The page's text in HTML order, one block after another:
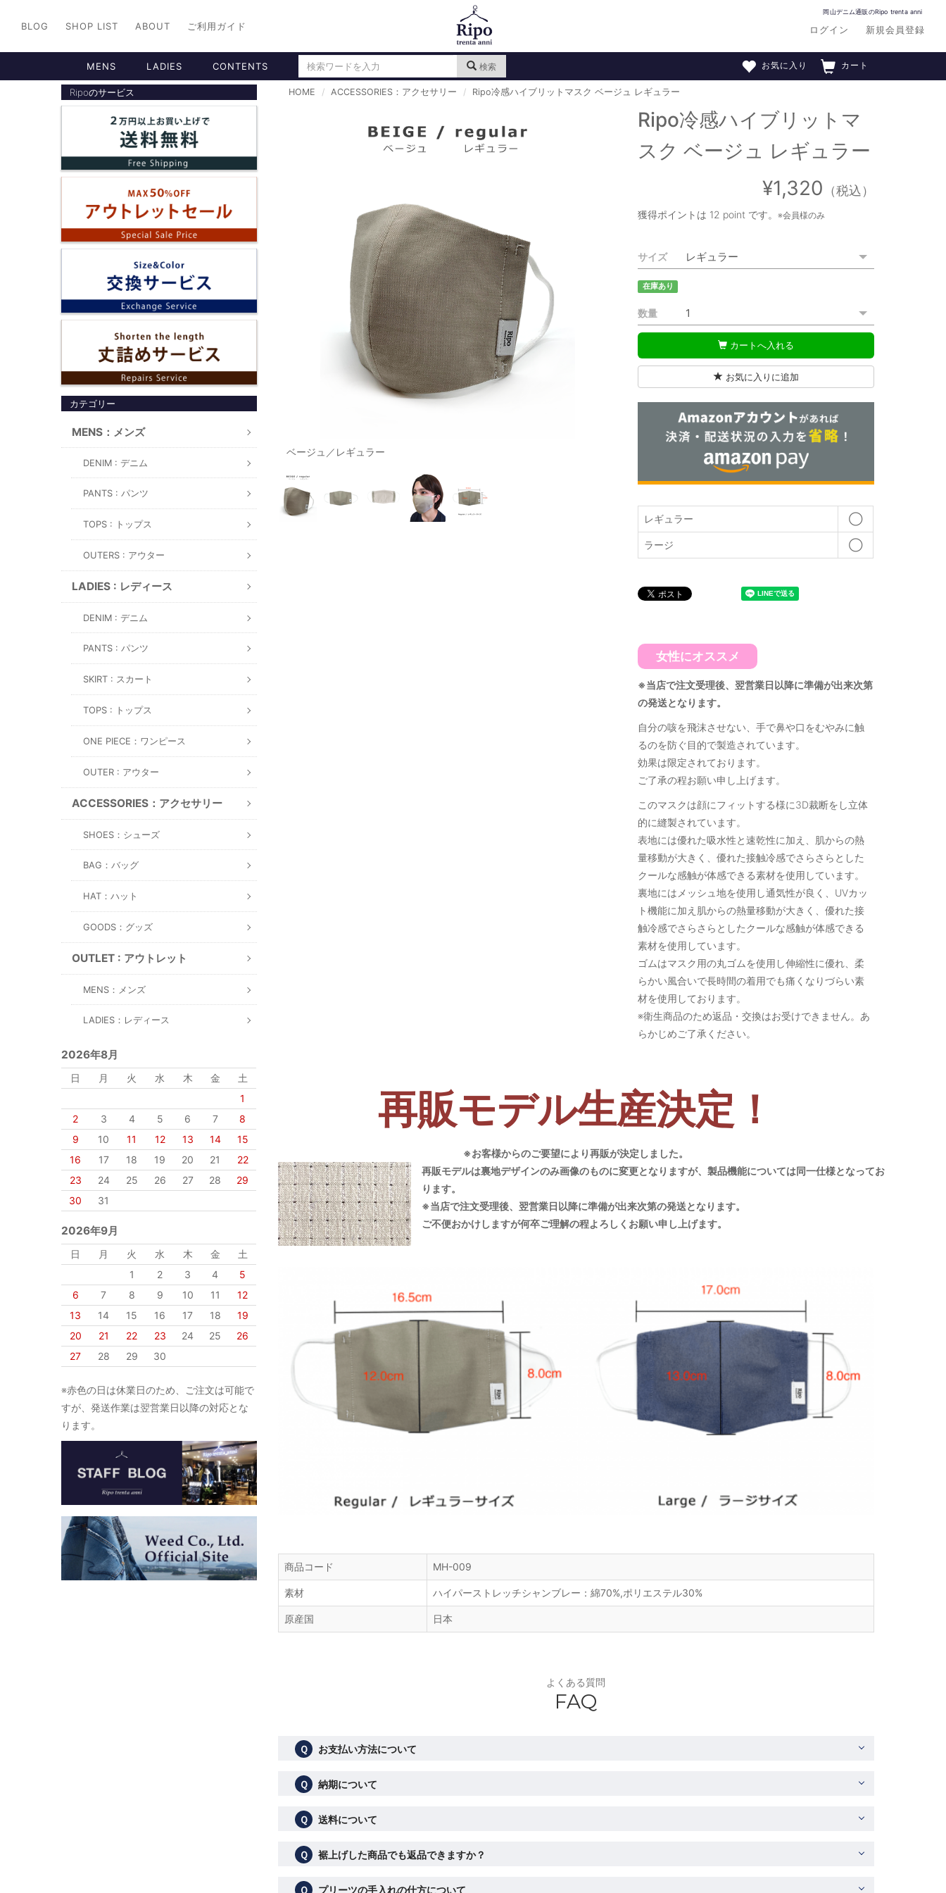
岡山デニム通販のRipo trenta anni
ログイン 新規会員登録
BLOG SHOP LIST ABOUT ご利用ガイド
MENS LADIES CONTENTS 検索 カート
お気に入り
Ripoのサービス
カテゴリー
MENS：メンズ
DENIM : デニム
PANTS : パンツ
TOPS : トップス
OUTERS : アウター
LADIES : レディース
DENIM : デニム
PANTS : パンツ
SKIRT : スカート
TOPS : トップス
ONE PIECE：ワンピース
OUTER : アウター
ACCESSORIES：アクセサリー
SHOES：シューズ
BAG：バッグ
HAT：ハット
GOODS：グッズ
OUTLET : アウトレット
MENS：メンズ
LADIES：レディース
2026年8月
日 月 火 水 木 金
土
1
2
3 4 5 6 7
8
9
10 11 12 13 14
15
16
17 18 19 20 21
22
23
24 25 26 27 28
29
30
31
2026年9月
日 月 火 水 木 金
土
1
2 3 4
5
6
7 8 9 10 11
12
13
14 15 16 17 18
19
20
21 22 23 24 25
26
27
28 29 30
※赤色の日は休業日のため、ご注文は可能で
すが、発送作業は翌営業日以降の対応とな
ります。
HOME ACCESSORIES：アクセサリー Ripo冷感ハイブリットマスク ベージュ レギュラー
ベージュ／レギュラー ベージュ／レギュラー
Ripo冷感ハイブリットマ
スク ベージュ レギュラー
¥1,320 （税込）
獲得ポイントは 12 point です。※会員様のみ
サイズ
在庫あり
数量
カートへ入れる
お気に入りに追加
レギュラー ◯
ラージ ◯
女性にオススメ
※当店で注文受理後、翌営業日以降に準備が出来次第
の発送となります。
自分の咳を飛沫させない、手で鼻や口をむやみに触
るのを防ぐ目的で製造されています。
効果は限定されております。
ご了承の程お願い申し上げます。
このマスクは顔にフィットする様に3D裁断をし立体
的に縫製されています。
表地には優れた吸水性と速乾性に加え、肌からの熱
量移動が大きく、優れた接触冷感でさらさらとした
クールな感触が体感できる素材を使用しています。
裏地にはメッシュ地を使用し通気性が良く、UVカッ
ト機能に加え肌からの熱量移動が大きく、優れた接
触冷感でさらさらとしたクールな感触が体感できる
素材を使用しています。
ゴムはマスク用の丸ゴムを使用し伸縮性に優れ、柔
らかい風合いで長時間の着用でも痛くなりづらい素
材を使用しております。
※衛生商品のため返品・交換はお受けできません。あ
らかじめご了承ください。
再販モデル生産決定！
※お客様からのご要望により再販が決定しました。
再販モデルは裏地デザインのみ画像のものに変更となりますが、製品機能については同一仕様となってお
ります。
※当店で注文受理後、翌営業日以降に準備が出来次第の発送となります。
ご不便おかけしますが何卒ご理解の程よろしくお願い申し上げます。
商品コード MH-009
素材 ハイパーストレッチシャンブレー：綿70%,ポリエステル30%
原産国 日本
よくある質問
FAQ
Ｑ お支払い方法について
Ｑ 納期について
Ｑ 送料について
Ｑ 裾上げした商品でも返品できますか？
Ｑ プリーツの手入れの仕方について